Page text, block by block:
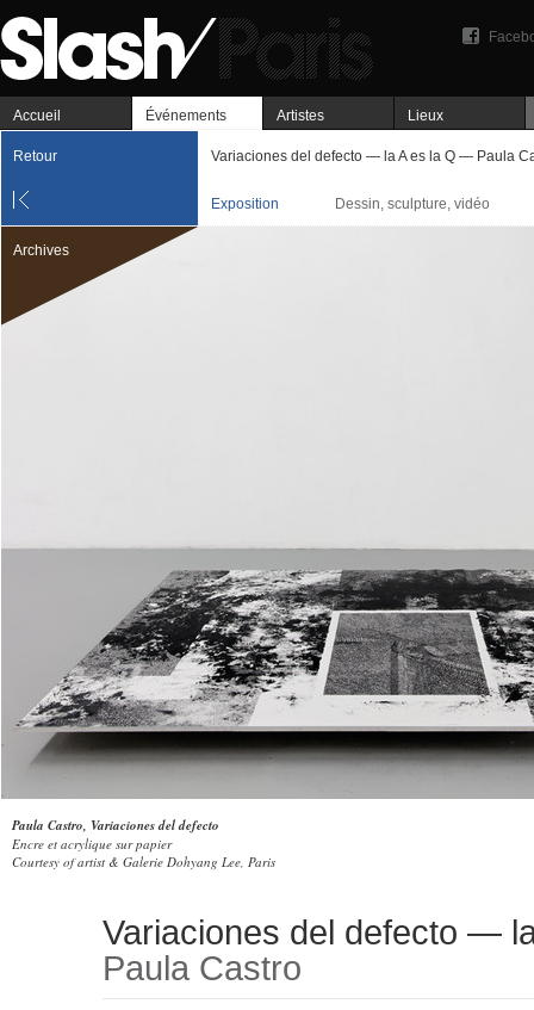
Accueil Événements Artistes Lieux
Retour Variaciones del defecto — la A es la Q — Paula
Exposition Dessin, sculpture, vidéo
Archives
Paula Castro, Variaciones del defecto
Encre et acrylique sur papier
Courtesy of artist & Galerie Dohyang Lee, Paris
Variaciones del defecto —
Paula Castro